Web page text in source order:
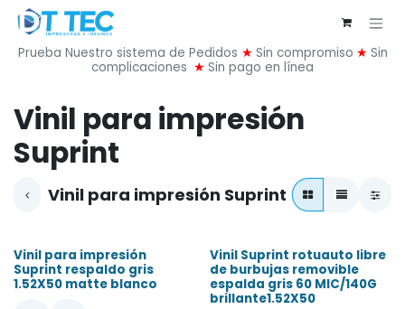
Ir al contenido
Prueba Nuestro sistema de Pedidos ★ Sin compromiso ★ Sin
complicaciones ★ Sin pago en línea
Vinil para impresión
Suprint
Vinil para impresión Suprint
¡Nuevo!
Vinil para impresión
Suprint respaldo gris
1.52X50 matte blanco
¡Nuevo!
Vinil Suprint rotuauto libre
de burbujas removible
espalda gris 60 MIC/140G
brillante1.52X50